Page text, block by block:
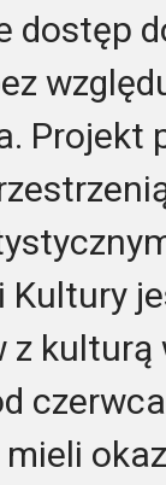
dostęp
Projekt
Kultury
z